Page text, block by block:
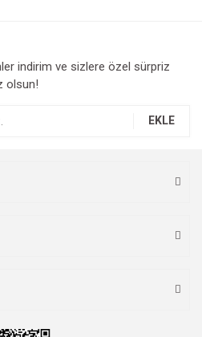
ama bir kere daha yemek istesem
düşündüğüm bir peynir
indirim ve sizlere özel sürpriz
olsun!
EKLE